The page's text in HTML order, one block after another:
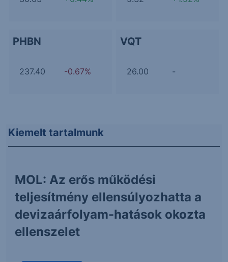
PHBN
237.40 -0.67%
VQT
26.00 -
Kiemelt tartalmunk
MOL: Az erős működési
teljesítmény ellensúlyozhatta a
devizaárfolyam-hatások okozta
ellenszelet